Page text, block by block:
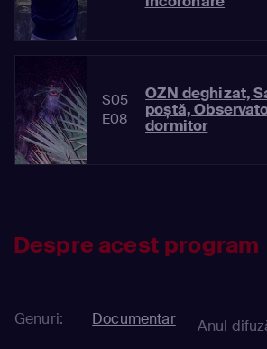
S05
E08
OZN deghizat,
poștă,
dormitor
Despre acest program
Genuri: Documentar Anul